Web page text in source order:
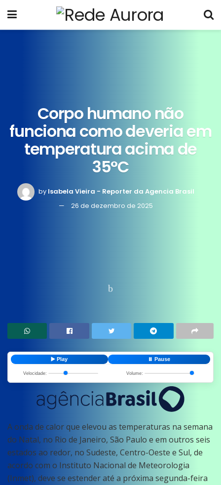
Corpo humano não
funciona como deveria em
temperatura acima de
35°C
by Isabela Vieira - Reporter da Agencia Brasil
26 de dezembro de 2025
▶️ Play ⏸️ Pause
Velocidade: Volume:
A onda de calor que elevou as temperaturas na semana
do Natal, no Rio de Janeiro, São Paulo e em outros seis
estados ao redor, no Sudeste, Centro-Oeste e Sul, de
acordo com o Instituto Nacional de Meteorologia
(Inmet), deve se estender até a próxima segunda-feira